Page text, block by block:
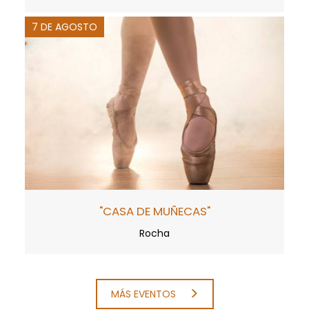
7 DE AGOSTO
"CASA DE MUÑECAS"
Rocha
MÁS EVENTOS